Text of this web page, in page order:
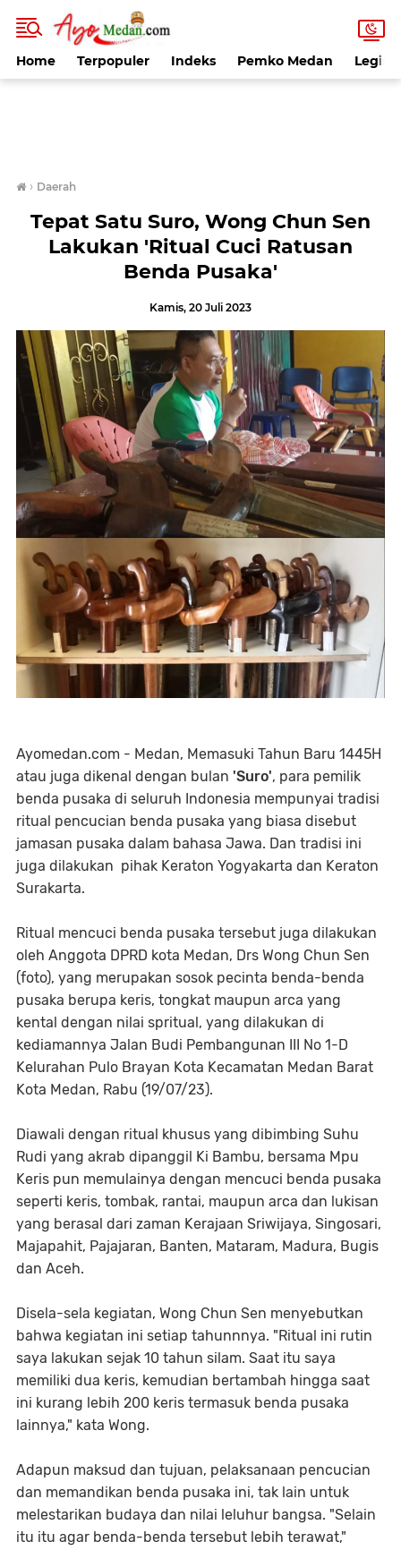
Home Terpopuler Indeks Pemko Medan
› Daerah
Tepat Satu Suro, Wong Chun Sen
Lakukan 'Ritual Cuci Ratusan
Benda Pusaka'
Kamis, 20 Juli 2023
Ayomedan.com - Medan, Memasuki Tahun Baru 1445H
atau juga dikenal dengan bulan 'Suro', para pemilik
benda pusaka di seluruh Indonesia mempunyai tradisi
ritual pencucian benda pusaka yang biasa disebut
jamasan pusaka dalam bahasa Jawa. Dan tradisi ini
juga dilakukan pihak Keraton Yogyakarta dan Keraton
Surakarta.
Ritual mencuci benda pusaka tersebut juga dilakukan
oleh Anggota DPRD kota Medan, Drs Wong Chun Sen
(foto), yang merupakan sosok pecinta benda-benda
pusaka berupa keris, tongkat maupun arca yang
kental dengan nilai spritual, yang dilakukan di
kediamannya Jalan Budi Pembangunan III No 1-D
Kelurahan Pulo Brayan Kota Kecamatan Medan Barat
Kota Medan, Rabu (19/07/23).
Diawali dengan ritual khusus yang dibimbing Suhu
Rudi yang akrab dipanggil Ki Bambu, bersama Mpu
Keris pun memulainya dengan mencuci benda pusaka
seperti keris, tombak, rantai, maupun arca dan lukisan
yang berasal dari zaman Kerajaan Sriwijaya, Singosari,
Majapahit, Pajajaran, Banten, Mataram, Madura, Bugis
dan Aceh.
Disela-sela kegiatan, Wong Chun Sen menyebutkan
bahwa kegiatan ini setiap tahunnnya. "Ritual ini rutin
saya lakukan sejak 10 tahun silam. Saat itu saya
memiliki dua keris, kemudian bertambah hingga saat
ini kurang lebih 200 keris termasuk benda pusaka
lainnya," kata Wong.
Adapun maksud dan tujuan, pelaksanaan pencucian
dan memandikan benda pusaka ini, tak lain untuk
melestarikan budaya dan nilai leluhur bangsa. "Selain
itu itu agar benda-benda tersebut lebih terawat,"